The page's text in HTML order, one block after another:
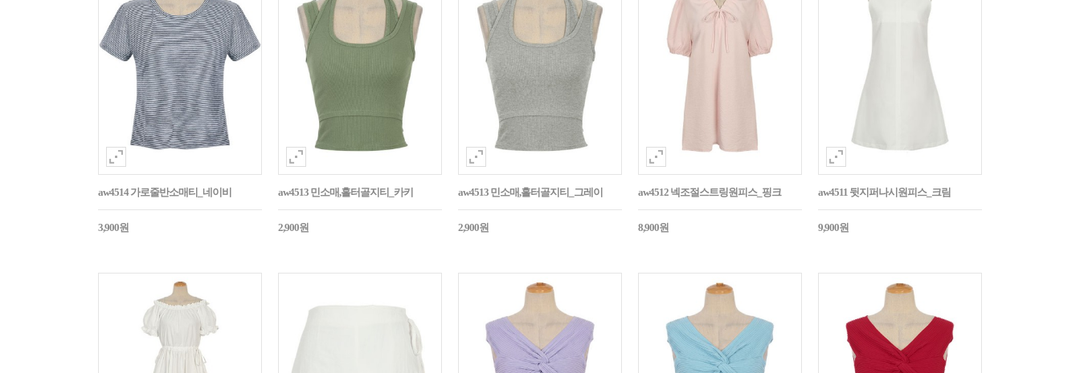
aw4514 가로줄반소매티_네이비
3,900원
aw4513 민소매,홀터골지티_카키
2,900원
aw4513 민소매,홀터골지티_그레이
2,900원
aw4512 넥조절스트링원피스_핑크
8,900원
aw4511 뒷지퍼나시원피스_크림
9,900원